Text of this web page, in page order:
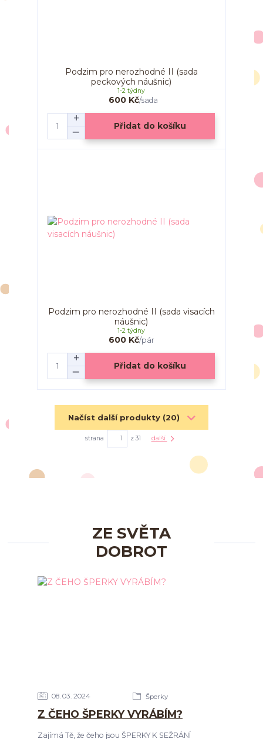
Podzim pro nerozhodné II (sada
peckových náušnic)
600 Kč/sada
1-2 týdny
Přidat do košíku
Podzim pro nerozhodné II (sada visacích
náušnic)
600 Kč/pár
1-2 týdny
Přidat do košíku
Načíst další produkty (20)
strana z 31 další
ZE SVĚTA
DOBROT
08 03 2024 Šperky
Z ČEHO ŠPERKY VYRÁBÍM?
Zajímá Tě, že čeho jsou ŠPERKY K SEŽRÁNÍ